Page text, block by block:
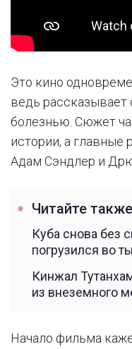
Это кино
ведь
болезнью. Сюжет
истории, а главные
Адам Сэндлер и
Читайте также
Куба снова без
погрузился во
Кинжал
из внеземного
Начало фильма